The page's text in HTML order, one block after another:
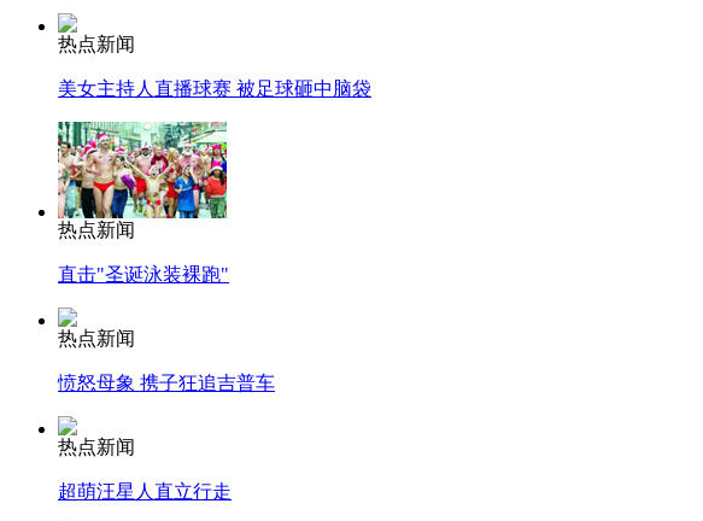
热点新闻
美女主持人直播球赛 被足球砸中脑袋
热点新闻
直击"圣诞泳装裸跑"
热点新闻
愤怒母象 携子狂追吉普车
热点新闻
超萌汪星人直立行走